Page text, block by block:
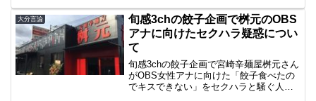
判決が覆らない限り運転を再開できませ
ん。当然四国電力は異議申し立てをしま
すので、今後の動向に注...
大分言論
旬感3chの餃子企画で桝元のOBS
アナに向けたセクハラ疑惑につい
て
旬感3chの餃子企画で宮崎辛麺屋桝元さん
がOBS女性アナに向けた「餃子食べたの
でキスできない」をセクハラと騒ぐ人が